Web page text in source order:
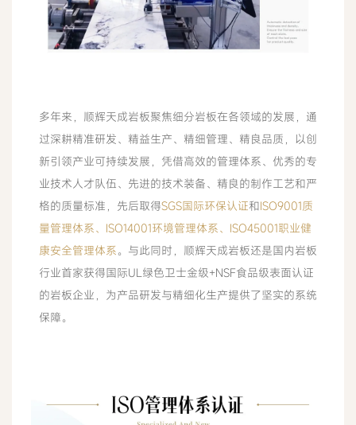
多年来，顺辉天成岩板聚焦细分岩板在各领域的发展，通
过深耕精准研发、精益生产、精细管理、精良品质，以创
新引领产业可持续发展，凭借高效的管理体系、优秀的专
业技术人才队伍、先进的技术装备、精良的制作工艺和严
格的质量标准，先后取得SGS国际环保认证和ISO9001质
量管理体系、ISO14001环境管理体系、ISO45001职业健
康安全管理体系。与此同时，顺辉天成岩板还是国内岩板
行业首家获得国际UL绿色卫士金级+NSF食品级表面认证
的岩板企业，为产品研发与精细化生产提供了坚实的系统
保障。